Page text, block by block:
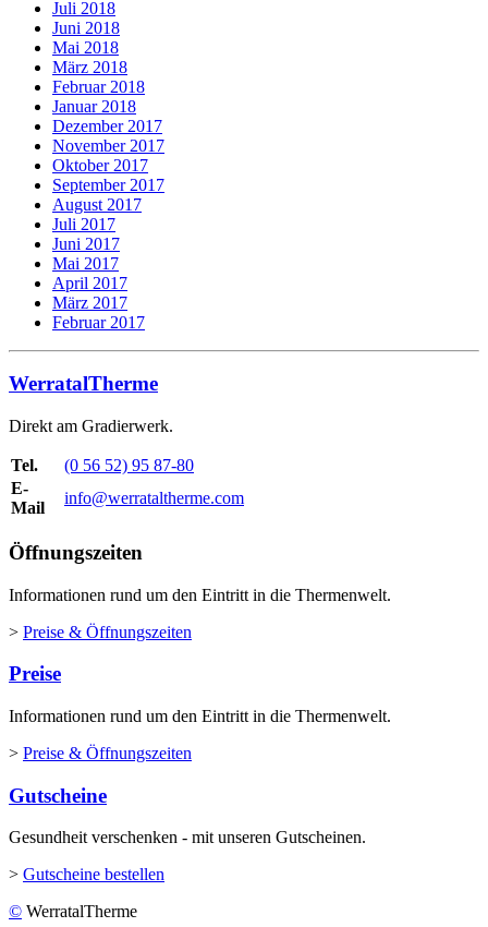
Juli 2018
Juni 2018
Mai 2018
März 2018
Februar 2018
Januar 2018
Dezember 2017
November 2017
Oktober 2017
September 2017
August 2017
Juli 2017
Juni 2017
Mai 2017
April 2017
März 2017
Februar 2017
WerratalTherme
Direkt am Gradierwerk.
Tel.
(0 56 52) 95 87-80
E-
Mail
info@werrataltherme.com
Öffnungszeiten
Informationen rund um den Eintritt in die Thermenwelt.
> Preise & Öffnungszeiten
Preise
Informationen rund um den Eintritt in die Thermenwelt.
> Preise & Öffnungszeiten
Gutscheine
Gesundheit verschenken - mit unseren Gutscheinen.
> Gutscheine bestellen
© WerratalTherme